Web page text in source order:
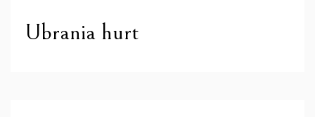
Ubrania hurt